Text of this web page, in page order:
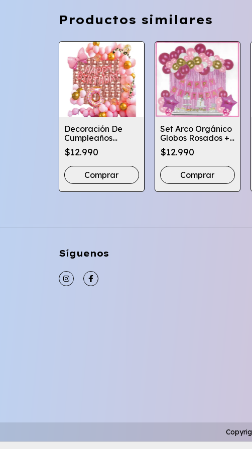
Productos similares
Decoración De
Cumpleaños
Globos Rosados-
Dona- Globifiesta
$12.990
Set Arco Orgánico
Globos Rosados +
Cortina Y Banderín
$12.990
Síguenos